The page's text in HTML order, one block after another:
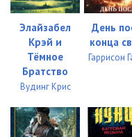
031
032
034
Элайзабел
Крэй и
Тёмное
Братство
Вудинг Крис
День
конца
Гаррисон